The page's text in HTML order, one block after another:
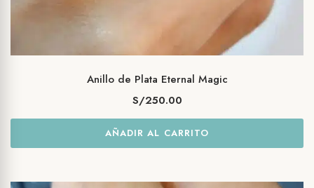
Anillo de Plata Eternal Magic
S/250.00
AÑADIR AL CARRITO